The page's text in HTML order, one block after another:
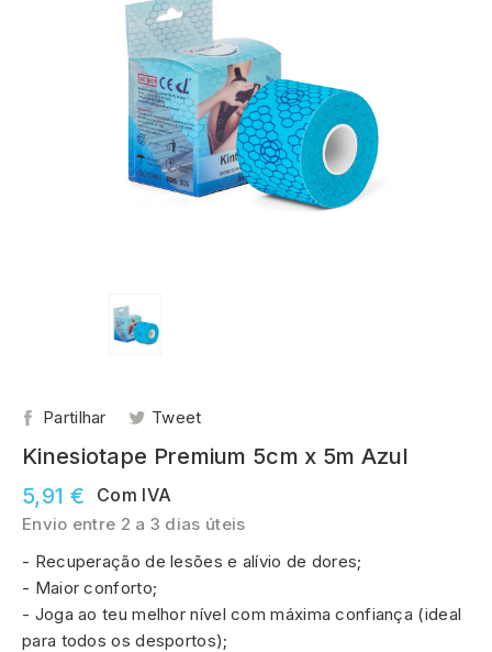
Partilhar Tweet
Kinesiotape Premium 5cm x 5m Azul
5,91 €
Com IVA
Envio entre 2 a 3 dias úteis
- Recuperação de lesões e alívio de dores;
- Maior conforto;
- Joga ao teu melhor nível com máxima confiança (ideal
para todos os desportos);